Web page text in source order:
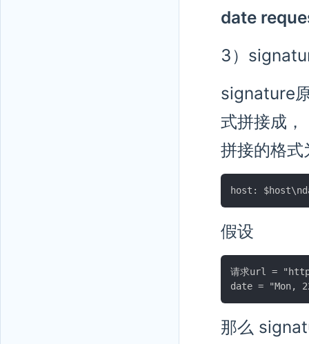
date
3）
signature
式拼接成，
拼接的格式
假设
请求url =
那么